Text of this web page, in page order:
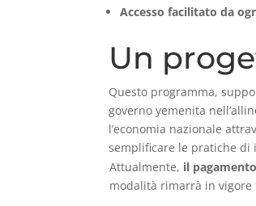
Accesso facilitato da
Un
Questo programma,
governo yemenita
l’economia nazionale
semplificare le pratiche di
Attualmente, il
modalità rimarrà in vigore